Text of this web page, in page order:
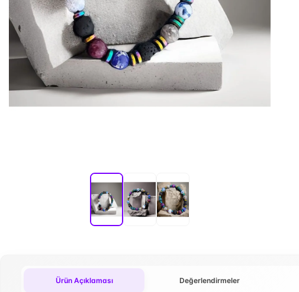
Ürün Açıklaması Değerlendirmeler